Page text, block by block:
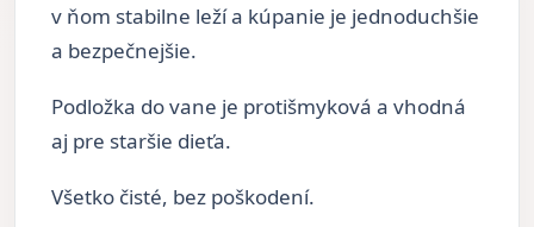
v ňom stabilne leží a kúpanie je jednoduchšie
a bezpečnejšie.
Podložka do vane je protišmyková a vhodná
aj pre staršie dieťa.
Všetko čisté, bez poškodení.